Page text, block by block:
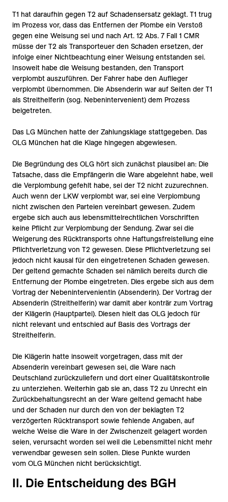
T1 hat daraufhin gegen T2 auf Schadensersatz geklagt. T1 trug
im Prozess vor, dass das Entfernen der Plombe ein Verstoß
gegen eine Weisung sei und nach Art. 12 Abs. 7 Fall 1 CMR
müsse der T2 als Transporteuer den Schaden ersetzen, der
infolge einer Nichtbeachtung einer Weisung entstanden sei.
Insoweit habe die Weisung bestanden, den Transport
verplombt auszuführen. Der Fahrer habe den Auflieger
verplombt übernommen. Die Absenderin war auf Seiten der T1
als Streithelferin (sog. Nebenintervenient) dem Prozess
beigetreten.
Das LG München hatte der Zahlungsklage stattgegeben. Das
OLG München hat die Klage hingegen abgewiesen.
Die Begründung des OLG hört sich zunächst plausibel an: Die
Tatsache, dass die Empfängerin die Ware abgelehnt habe, weil
die Verplombung gefehlt habe, sei der T2 nicht zuzurechnen.
Auch wenn der LKW verplombt war, sei eine Verplombung
nicht zwischen den Parteien vereinbart gewesen. Zudem
ergebe sich auch aus lebensmittelrechtlichen Vorschriften
keine Pflicht zur Verplombung der Sendung. Zwar sei die
Weigerung des Rücktransports ohne Haftungsfreistellung eine
Pflichtverletzung von T2 gewesen. Diese Pflichtverletzung sei
jedoch nicht kausal für den eingetretenen Schaden gewesen.
Der geltend gemachte Schaden sei nämlich bereits durch die
Entfernung der Plombe eingetreten. Dies ergebe sich aus dem
Vortrag der Nebenintervenientin (Absenderin). Der Vortrag der
Absenderin (Streithelferin) war damit aber konträr zum Vortrag
der Klägerin (Hauptpartei). Diesen hielt das OLG jedoch für
nicht relevant und entschied auf Basis des Vortrags der
Streithelferin.
Die Klägerin hatte insoweit vorgetragen, dass mit der
Absenderin vereinbart gewesen sei, die Ware nach
Deutschland zurückzuliefern und dort einer Qualitätskontrolle
zu unterziehen. Weiterhin gab sie an, dass T2 zu Unrecht ein
Zurückbehaltungsrecht an der Ware geltend gemacht habe
und der Schaden nur durch den von der beklagten T2
verzögerten Rücktransport sowie fehlende Angaben, auf
welche Weise die Ware in der Zwischenzeit gelagert worden
seien, verursacht worden sei weil die Lebensmittel nicht mehr
verwendbar gewesen sein sollen. Diese Punkte wurden
vom OLG München nicht berücksichtigt.
II. Die Entscheidung des BGH